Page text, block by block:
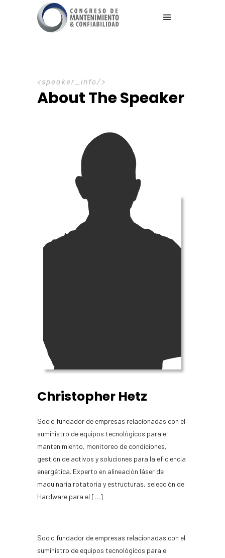
speaker_info
About The Speaker
Christopher Hetz
Socio fundador de empresas relacionadas con el
suministro de equipos tecnológicos para el
mantenimiento, monitoreo de condiciones,
gestión de activos y soluciones para la eficiencia
energética. Experto en alineación láser de
maquinaria rotatoria y estructuras, selección de
Hardware para el […]
Socio fundador de empresas relacionadas con el
suministro de equipos tecnológicos para el